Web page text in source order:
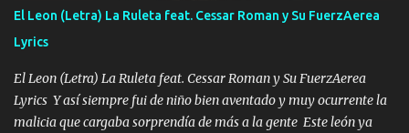
FALTA UN HERMANO DE CLAVE ERA EL 24 SIEMPRE FUE UN
HOMBRE VALIENTE POR ALGO M'URIÓ PELEAND0 SIEMPRE
VIO POR LA FAMILIA PARA QUE SIGA EL LEGADO Es el DOS de
los HERMANOS un cerebro inteligente y com...
El Leon (Letra) La Ruleta feat. Cessar Roman y Su FuerzAerea
Lyrics
El Leon (Letra) La Ruleta feat. Cessar Roman y Su FuerzAerea
Lyrics Y así siempre fui de niño bien aventado y muy ocurrente la
malicia que cargaba sorprendía de más a la gente Este león ya